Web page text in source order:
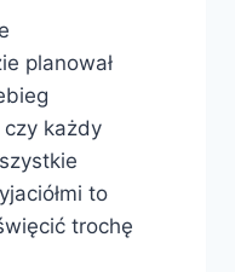
planował
każdy
to
trochę